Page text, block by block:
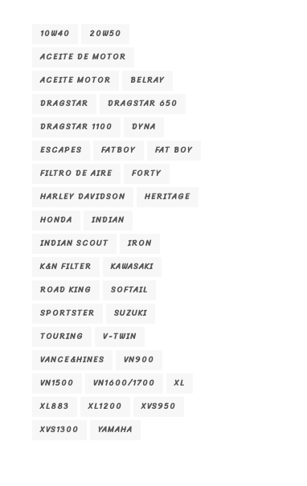
10W40
20W50
ACEITE DE MOTOR
ACEITE MOTOR
BELRAY
DRAGSTAR
DRAGSTAR 650
DRAGSTAR 1100
DYNA
ESCAPES
FATBOY
FAT BOY
FILTRO DE AIRE
FORTY
HARLEY DAVIDSON
HERITAGE
HONDA
INDIAN
INDIAN SCOUT
IRON
K&N FILTER
KAWASAKI
ROAD KING
SOFTAIL
SPORTSTER
SUZUKI
TOURING
V-TWIN
VANCE&HINES
VN900
VN1500
VN1600/1700
XL
XL883
XL1200
XVS950
XVS1300
YAMAHA